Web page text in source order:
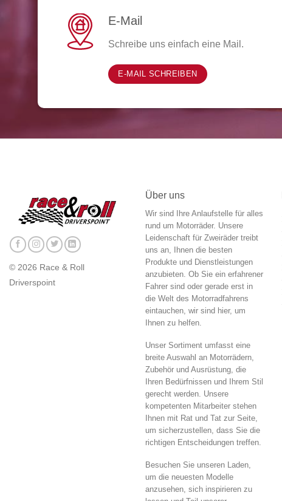
E-Mail
Schreibe uns einfach eine Mail.
E-MAIL SCHREIBEN
© 2026 Race & Roll
Driverspoint
Über uns
Wir sind Ihre Anlaufstelle für alles
rund um Motorräder. Unsere
Leidenschaft für Zweiräder treibt
uns an, Ihnen die besten
Produkte und Dienstleistungen
anzubieten. Ob Sie ein erfahrener
Fahrer sind oder gerade erst in
die Welt des Motorradfahrens
eintauchen, wir sind hier, um
Ihnen zu helfen.
Unser Sortiment umfasst eine
breite Auswahl an Motorrädern,
Zubehör und Ausrüstung, die
Ihren Bedürfnissen und Ihrem Stil
gerecht werden. Unsere
kompetenten Mitarbeiter stehen
Ihnen mit Rat und Tat zur Seite,
um sicherzustellen, dass Sie die
richtigen Entscheidungen treffen.
Besuchen Sie unseren Laden,
um die neuesten Modelle
anzusehen, sich inspirieren zu